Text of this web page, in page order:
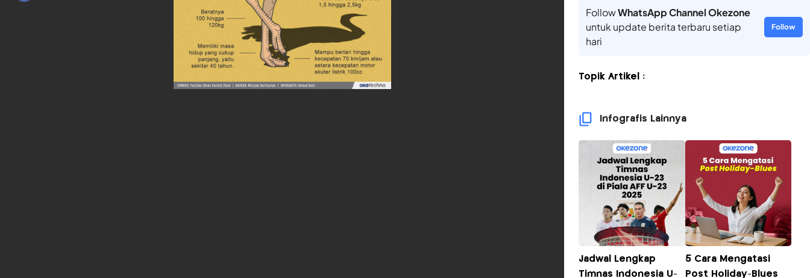
FollowWhatsApp Channel Okezone
untuk update berita terbaru setiap
hari
Follow
Topik Artikel :
Infografis Lainnya
Jadwal Lengkap
Timnas Indonesia U-
5 Cara Mengatasi
Post Holiday-Blues